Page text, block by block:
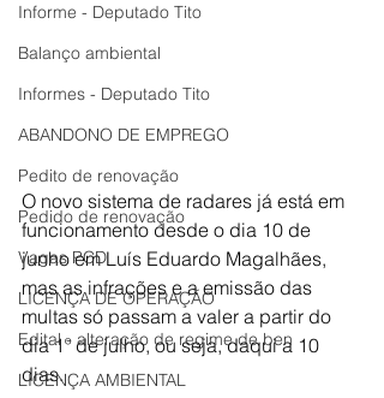
Informe - Deputado Tito
Balanço ambiental
Informes - Deputado Tito
ABANDONO DE EMPREGO
Pedito de renovação
Pedido de renovação
Vagas PCD
LICENÇA DE OPERAÇÃO
Edital - alteração de regime de ben
LICENÇA AMBIENTAL
O novo sistema de radares já está em
funcionamento desde o dia 10 de
junho em Luís Eduardo Magalhães,
mas as infrações e a emissão das
multas só passam a valer a partir do
dia 1º de julho, ou seja, daqui a 10
dias.